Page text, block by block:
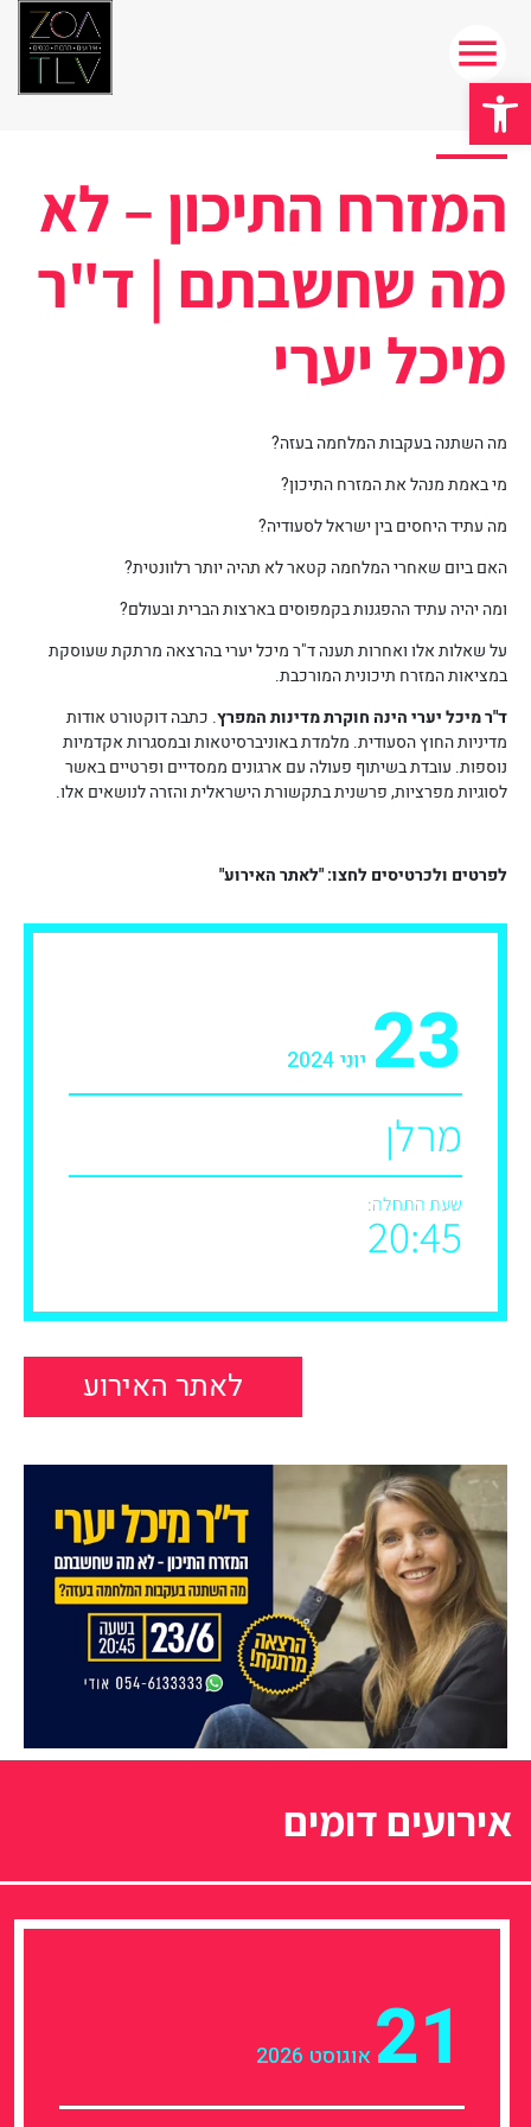
פתח סרגל נגישות
המזרח התיכון – לא
מה שחשבתם | ד"ר
מיכל יערי
מה השתנה בעקבות המלחמה בעזה?
מי באמת מנהל את המזרח התיכון?
מה עתיד היחסים בין ישראל לסעודיה?
האם ביום שאחרי המלחמה קטאר לא תהיה יותר רלוונטית?
ומה יהיה עתיד ההפגנות בקמפוסים בארצות הברית ובעולם?
על שאלות אלו ואחרות תענה ד"ר מיכל יערי בהרצאה מרתקת שעוסקת
במציאות המזרח תיכונית המורכבת.
ד"ר מיכל יערי הינה חוקרת מדינות המפרץ. כתבה דוקטורט אודות
מדיניות החוץ הסעודית. מלמדת באוניברסיטאות ובמסגרות אקדמיות
נוספות. עובדת בשיתוף פעולה עם ארגונים ממסדיים ופרטיים באשר
לסוגיות מפרציות, פרשנית בתקשורת הישראלית והזרה לנושאים אלו.
לפרטים ולכרטיסים לחצו: "לאתר האירוע"
23 יוני 2024
מרלן
שעת התחלה:
20:45
לאתר האירוע
אירועים דומים
21 אוגוסט 2026